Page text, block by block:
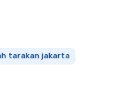
tarakan jakarta